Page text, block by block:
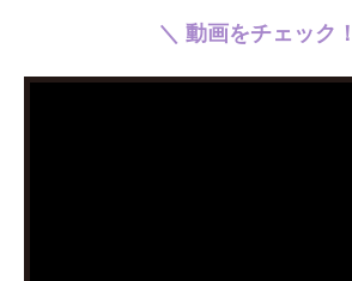
＼ 動画をチェック